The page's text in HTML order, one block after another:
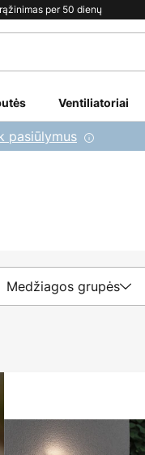
per 50 dienų
Ventiliatoriai
pasiūlymus
Medžiagos grupės